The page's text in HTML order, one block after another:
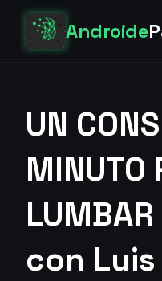
Androide
UN
MINUTO
LUMBAR
con Luis